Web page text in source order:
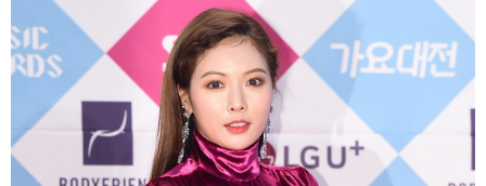
旅游 健康 信息化
金融 公益
摄影 新华广播